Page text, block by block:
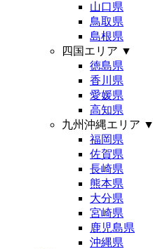
山口県
鳥取県
島根県
四国エリア ▼
徳島県
香川県
愛媛県
高知県
九州沖縄エリア ▼
福岡県
佐賀県
長崎県
熊本県
大分県
宮崎県
鹿児島県
沖縄県